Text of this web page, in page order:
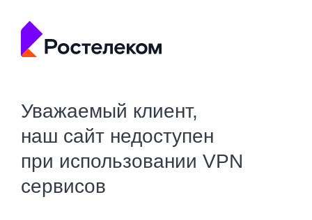
Уважаемый клиент,
наш сайт недоступен
при использовании VPN
сервисов